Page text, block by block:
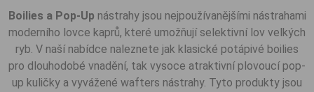
Boilies a Pop-Up nástrahy jsou nejpoužívanějšími nástrahami
moderního lovce kaprů, které umožňují selektivní lov velkých
ryb. V naší nabídce naleznete jak klasické potápivé boilies
pro dlouhodobé vnadění, tak vysoce atraktivní plovoucí pop-
up kuličky a vyvážené wafters nástrahy. Tyto produkty jsou